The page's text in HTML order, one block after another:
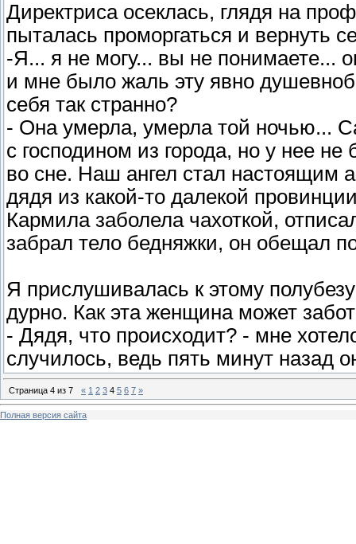
Директриса осеклась, глядя на
пыталась проморгаться и вернуть
-Я... я не могу... вы не понимаете...
и мне было жаль эту явно
себя так странно?
- Она умерла, умерла той ночью...
с господином из города, но у нее
во сне. Наш ангел стал настоящим
дядя из какой-то далекой
Кармила заболела чахоткой,
забрал тело бедняжки, он обещал
Я прислушивалась к этому
дурно. Как эта женщина может
- Дядя, что происходит? - мне
случилось, ведь пять минут назад
Страница 4 из 7 « 1 2 3 4 5 6 7 »
Полная версия сайта